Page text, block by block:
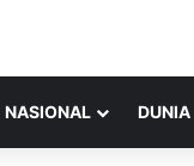
NASIONAL DUNIA